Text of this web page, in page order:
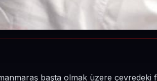
başta olmak üzere çevredeki